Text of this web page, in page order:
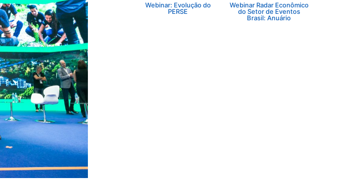
Webinar: Evolução do
PERSE
Webinar Radar Econômico
do Setor de Eventos
Brasil: Anuário